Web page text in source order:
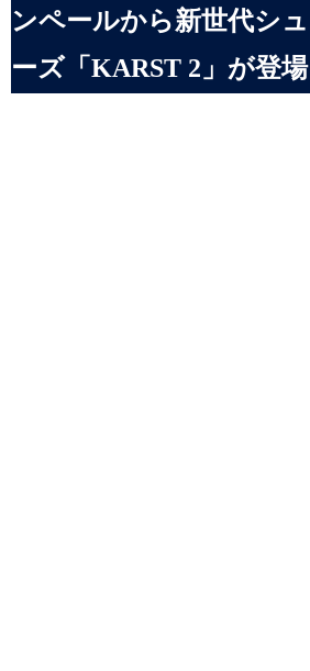
ンペールから新世代シュ
ーズ「KARST 2」が登場